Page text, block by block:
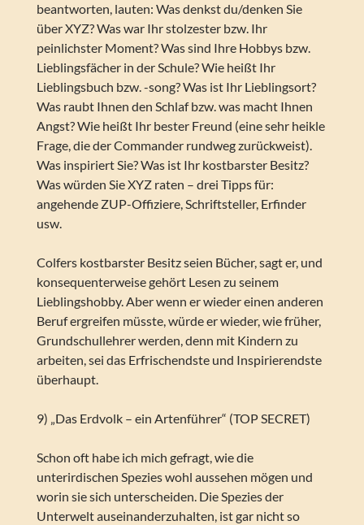
beantworten, lauten: Was denkst du/denken Sie
über XYZ? Was war Ihr stolzester bzw. Ihr
peinlichster Moment? Was sind Ihre Hobbys bzw.
Lieblingsfächer in der Schule? Wie heißt Ihr
Lieblingsbuch bzw. -song? Was ist Ihr Lieblingsort?
Was raubt Ihnen den Schlaf bzw. was macht Ihnen
Angst? Wie heißt Ihr bester Freund (eine sehr heikle
Frage, die der Commander rundweg zurückweist).
Was inspiriert Sie? Was ist Ihr kostbarster Besitz?
Was würden Sie XYZ raten – drei Tipps für:
angehende ZUP-Offiziere, Schriftsteller, Erfinder
usw.
Colfers kostbarster Besitz seien Bücher, sagt er, und
konsequenterweise gehört Lesen zu seinem
Lieblingshobby. Aber wenn er wieder einen anderen
Beruf ergreifen müsste, würde er wieder, wie früher,
Grundschullehrer werden, denn mit Kindern zu
arbeiten, sei das Erfrischendste und Inspirierendste
überhaupt.
9) „Das Erdvolk – ein Artenführer“ (TOP SECRET)
Schon oft habe ich mich gefragt, wie die
unterirdischen Spezies wohl aussehen mögen und
worin sie sich unterscheiden. Die Spezies der
Unterwelt auseinanderzuhalten, ist gar nicht so